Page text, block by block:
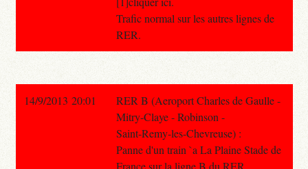
Trafic normal sur les autres lignes de
RER.
14/9/2013 20:01
RER B (Aeroport Charles de Gaulle -
Mitry-Claye - Robinson -
Saint-Remy-les-Chevreuse) :
Panne d'un train `a La Plaine Stade de
France sur la ligne B du RER.